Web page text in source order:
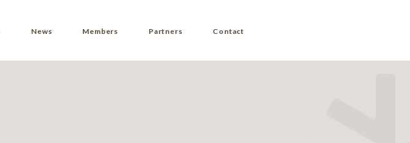
News Members Partners Contact